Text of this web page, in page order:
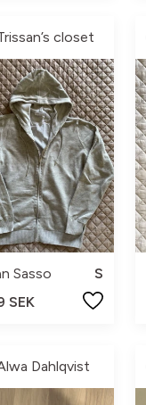
closet
Sasso
S
SEK
Dahlqvist